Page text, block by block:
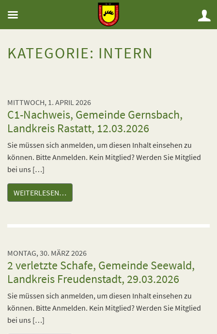
KATEGORIE: INTERN
MITTWOCH, 1. APRIL 2026
C1-Nachweis, Gemeinde Gernsbach,
Landkreis Rastatt, 12.03.2026
Sie müssen sich anmelden, um diesen Inhalt einsehen zu
können. Bitte Anmelden. Kein Mitglied? Werden Sie Mitglied
bei uns […]
WEITERLESEN…
MONTAG, 30. MÄRZ 2026
2 verletzte Schafe, Gemeinde Seewald,
Landkreis Freudenstadt, 29.03.2026
Sie müssen sich anmelden, um diesen Inhalt einsehen zu
können. Bitte Anmelden. Kein Mitglied? Werden Sie Mitglied
bei uns […]